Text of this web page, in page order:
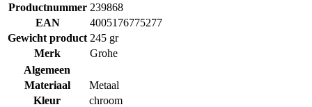
Productnummer 239868
EAN
4005176775277
Gewicht product 245 gr
Merk
Grohe
Algemeen
Materiaal
Metaal
Kleur
chroom